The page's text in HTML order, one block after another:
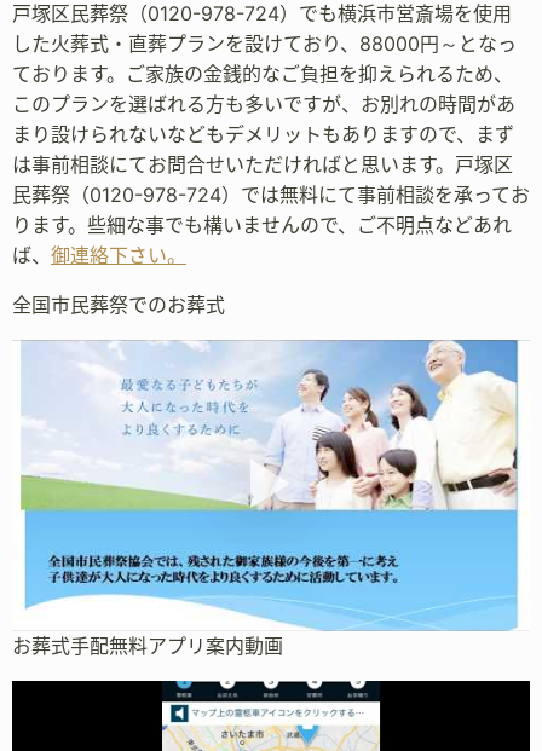
戸塚区民葬祭（0120-978-724）でも横浜市営斎場を使用
した火葬式・直葬プランを設けており、88000円～となっ
ております。ご家族の金銭的なご負担を抑えられるため、
このプランを選ばれる方も多いですが、お別れの時間があ
まり設けられないなどもデメリットもありますので、まず
は事前相談にてお問合せいただければと思います。戸塚区
民葬祭（0120-978-724）では無料にて事前相談を承ってお
ります。些細な事でも構いませんので、ご不明点などあれ
ば、 御連絡下さい。
全国市民葬祭でのお葬式
お葬式手配無料アプリ案内動画